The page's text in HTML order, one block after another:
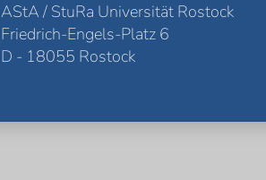
AStA / StuRa Universität Rostock
Friedrich-Engels-Platz 6
D - 18055 Rostock